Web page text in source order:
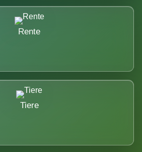
Rente
Tiere